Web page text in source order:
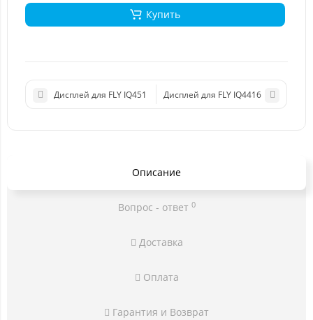
Купить
Дисплей для FLY IQ451 Дисплей для FLY IQ4416
Описание
Вопрос - ответ 0
Доставка
Оплата
Гарантия и Возврат